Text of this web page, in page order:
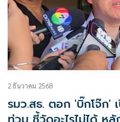
2 ธันวาคม 2568
รมว.สธ. ตอก 'บิ๊กโจ๊ก'